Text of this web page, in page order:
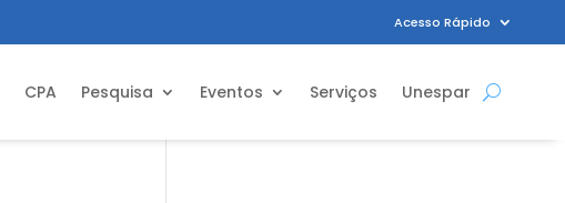
Acesso Rápido
CPA Pesquisa Eventos Serviços Unespar